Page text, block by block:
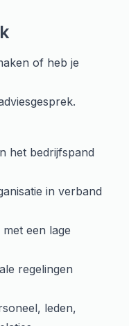
of heb je
het bedrijfspand
in verband
een lage
regelingen
leden,